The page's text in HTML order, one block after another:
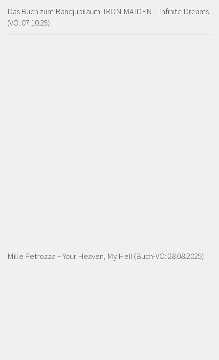
Das Buch zum Bandjubiläum: IRON MAIDEN – Infinite Dreams
(VÖ: 07.10.25)
Mille Petrozza – Your Heaven, My Hell (Buch-VÖ: 28.08.2025)